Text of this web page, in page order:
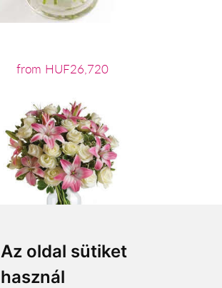
Az oldal sütiket
használ
from HUF26,720
from HUF43,360